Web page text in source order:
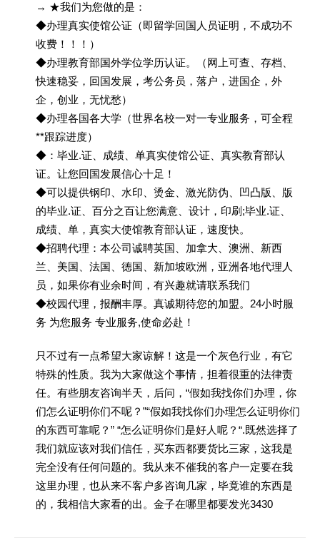
→ ★我们为您做的是：
◆办理真实使馆公证（即留学回国人员证明，不成功不
收费！！！）
◆办理教育部国外学位学历认证。（网上可查、存档、
快速稳妥，回国发展，考公务员，落户，进国企，外
企，创业，无忧愁）
◆办理各国各大学（世界名校一对一专业服务，可全程
**跟踪进度）
◆：毕业.证、成绩、单真实使馆公证、真实教育部认
证。让您回国发展信心十足！
◆可以提供钢印、水印、烫金、激光防伪、凹凸版、版
的毕业.证、百分之百让您满意、设计，印刷;毕业.证、
成绩、单，真实大使馆教育部认证，速度快。
◆招聘代理：本公司诚聘英国、加拿大、澳洲、新西
兰、美国、法国、德国、新加坡欧洲，亚洲各地代理人
员，如果你有业余时间，有兴趣就请联系我们
◆校园代理，报酬丰厚。真诚期待您的加盟。24小时服
务 为您服务 专业服务,使命必赴！
只不过有一点希望大家谅解！这是一个灰色行业，有它
特殊的性质。我为大家做这个事情，担着很重的法律责
任。有些朋友咨询半天，后问，“假如我找你们办理，你
们怎么证明你们不呢？”“假如我找你们办理怎么证明你们
的东西可靠呢？” “怎么证明你们是好人呢？“.既然选择了
我们就应该对我们信任，买东西都要货比三家，这我是
完全没有任何问题的。我从来不催我的客户一定要在我
这里办理，也从来不客户多咨询几家，毕竟谁的东西是
的，我相信大家看的出。金子在哪里都要发光3430